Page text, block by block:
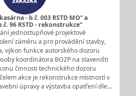
- b.č. 003 RSTD MO“ a
96 RSTD - rekonstrukce“
jednostupňové projektové
záměru a pro provádění stavby,
výkon funkce autorského dozoru
koordinátora BOZP na staveništi
činnosti technického dozoru
akce je rekonstrukce místností v
úpravy a výstavba opatření dle…